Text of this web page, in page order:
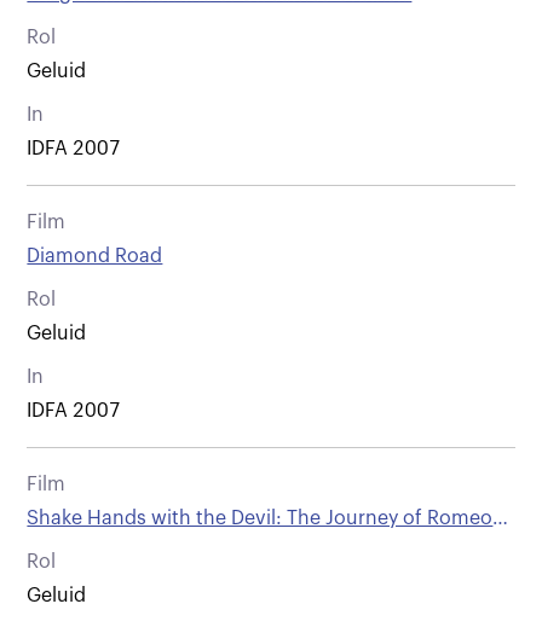
Rol
Geluid
In
IDFA 2007
Film
Diamond Road
Rol
Geluid
In
IDFA 2007
Film
Shake Hands with the Devil: The Journey of Romeo
Dallaire
Rol
Geluid